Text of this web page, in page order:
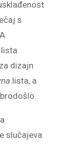
s
dizajn
lista, a
slučajeva